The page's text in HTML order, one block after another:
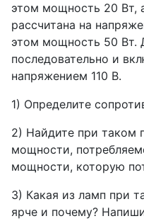
этом мощность 20 Вт,
рассчитана на
этом мощность 50 Вт.
последовательно и
напряжением 110 В.
1) Определите
2) Найдите при таком
мощности,
мощности, которую
3) Какая из ламп при
ярче и почему?